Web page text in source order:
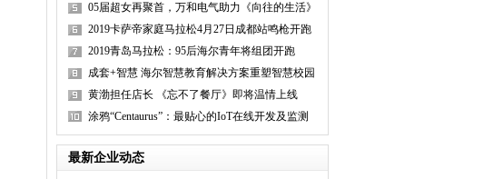
05届超女再聚首，万和电气助力《向往的生活》
第三季温暖开篇
2019卡萨帝家庭马拉松4月27日成都站鸣枪开跑
2019青岛马拉松：95后海尔青年将组团开跑
成套+智慧 海尔智慧教育解决方案重塑智慧校园
生态升级
黄渤担任店长 《忘不了餐厅》即将温情上线
涂鸦“Centaurus”：最贴心的IoT在线开发及监测
工具
最新企业动态